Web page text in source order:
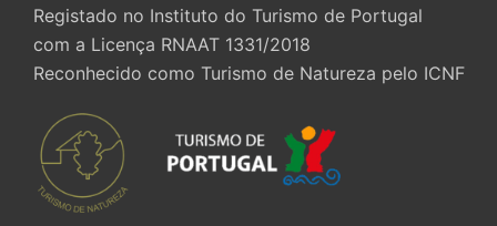
Registado no Instituto do Turismo de Portugal
com a Licença RNAAT 1331/2018
Reconhecido como Turismo de Natureza pelo ICNF